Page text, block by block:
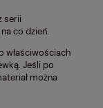
serii
co dzień.
właściwościach
Jeśli po
można